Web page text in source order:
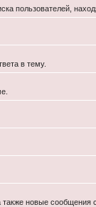
пользователей,
в тему.
новые сообщения